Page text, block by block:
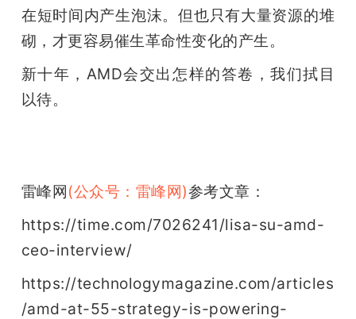
在短时间内产生泡沫。但也只有大量资源的堆
砌，才更容易催生革命性变化的产生。
新十年，AMD会交出怎样的答卷，我们拭目
以待。
雷峰网(公众号：雷峰网)参考文章：
https://time.com/7026241/lisa-su-amd-
ceo-interview/
https://technologymagazine.com/articles
/amd-at-55-strategy-is-powering-